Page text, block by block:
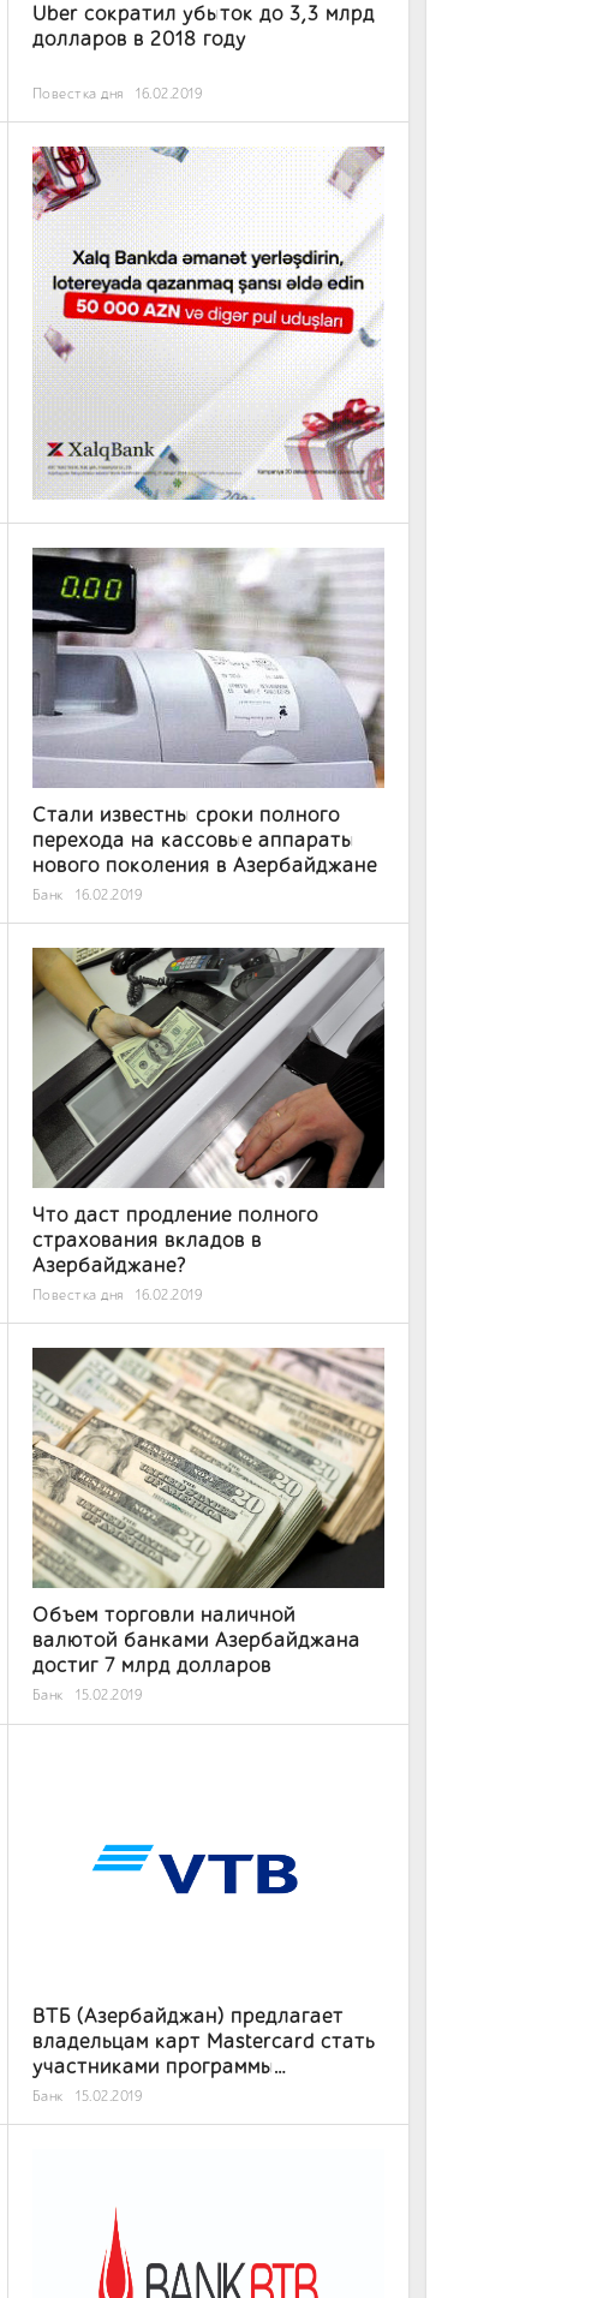
Uber сократил убыток до 3,3 млрд
долларов в 2018 году
Повестка дня 16.02.2019
Стали известны сроки полного
перехода на кассовые аппараты
нового поколения в Азербайджане
Банк 16.02.2019
Что даст продление полного
страхования вкладов в
Азербайджане?
Повестка дня 16.02.2019
Объем торговли наличной
валютой банками Азербайджана
достиг 7 млрд долларов
Банк 15.02.2019
ВТБ (Азербайджан) предлагает
владельцам карт Mastercard стать
участниками программы
лояльности
Банк 15.02.2019